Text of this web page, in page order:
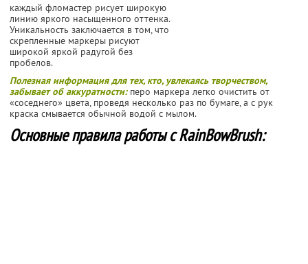
каждый фломастер рисует широкую
линию яркого насыщенного оттенка.
Уникальность заключается в том, что
скрепленные маркеры рисуют
широкой яркой радугой без
пробелов.
Полезная информация для тех, кто, увлекаясь творчеством,
забывает об аккуратности:перо маркера легко очистить от
«соседнего» цвета, проведя несколько раз по бумаге, а с рук
краска смывается обычной водой с мылом.
Основные правила работы с RainBowBrush: